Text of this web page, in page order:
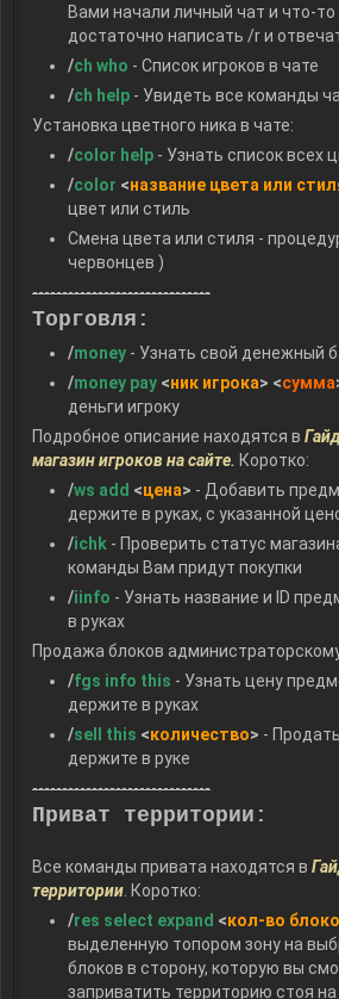
Вами начали личный чат и что-
достаточно написать /r и
/ch who - Список игроков в чате
/ch help - Увидеть все команды
Установка цветного ника в чате:
/color help - Узнать список всех
/color <название цвета или
цвет или стиль
Смена цвета или стиля -
червонцев )
------------------------------
Торговля:
/money - Узнать свой денежный
/money pay <ник игрока> <сумма
деньги игроку
Подробное описание находятся в
магазин игроков на сайте. Коротко:
/ws add <цена> - Добавить
держите в руках, с указанной
/ichk - Проверить статус
команды Вам придут покупки
/iinfo - Узнать название и ID
в руках
Продажа блоков
/fgs info this - Узнать цену
держите в руках
/sell this <количество> -
держите в руке
------------------------------
Приват территории:
Все команды привата находятся в
территории . Коротко:
/res select expand <кол-во
выделенную топором зону на
блоков в сторону, которую вы
заприватить территорию стоя